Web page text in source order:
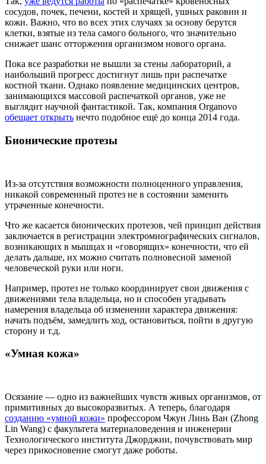
сосудов, почек, печени, костей и хрящей, ушных раковин и
кожи. Важно, что во всех этих случаях за основу берутся
клетки, взятые из тела самого больного, что значительно
снижает шанс отторжения организмом нового органа.
Пока все разработки не вышли за стены лабораторий, а
наибольший прогресс достигнут лишь при распечатке
костной ткани. Однако появление медицинских центров,
занимающихся массовой распечаткой органов, уже не
выглядит научной фантастикой. Так, компания Organovo
обещает открыть нечто подобное ещё до конца 2014 года.
Бионические протезы
Из-за отсутствия возможности полноценного управления,
никакой современный протез не в состоянии заменить
утраченные конечности.
Что же касается бионических протезов, чей принцип действия
заключается в регистрации электромиографических сигналов,
возникающих в мышцах и «говорящих» конечности, что ей
делать дальше, их можно считать полновесной заменой
человеческой руки или ноги.
Например, протез не только координирует свои движения с
движениями тела владельца, но и способен угадывать
намерения владельца об изменении характера движения:
начать подъём, замедлить ход, остановиться, пойти в другую
сторону и т.д.
«Умная кожа»
Осязание — одно из важнейших чувств живых организмов, от
примитивных до высокоразвитых. А теперь, благодаря
созданию «умной кожи» профессором Чжун Линь Ван (Zhong
Lin Wang) с факультета материаловедения и инженерии
Технологического института Джорджии, почувствовать мир
через прикосновение смогут даже роботы.